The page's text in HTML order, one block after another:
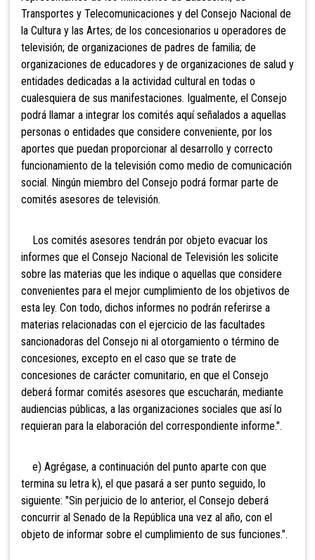
Transportes y Telecomunicaciones y del Consejo Nacional de
la Cultura y las Artes; de los concesionarios u operadores de
televisión; de organizaciones de padres de familia; de
organizaciones de educadores y de organizaciones de salud y
entidades dedicadas a la actividad cultural en todas o
cualesquiera de sus manifestaciones. Igualmente, el Consejo
podrá llamar a integrar los comités aquí señalados a aquellas
personas o entidades que considere conveniente, por los
aportes que puedan proporcionar al desarrollo y correcto
funcionamiento de la televisión como medio de comunicación
social. Ningún miembro del Consejo podrá formar parte de
comités asesores de televisión.
Los comités asesores tendrán por objeto evacuar los
informes que el Consejo Nacional de Televisión les solicite
sobre las materias que les indique o aquellas que considere
convenientes para el mejor cumplimiento de los objetivos de
esta ley. Con todo, dichos informes no podrán referirse a
materias relacionadas con el ejercicio de las facultades
sancionadoras del Consejo ni al otorgamiento o término de
concesiones, excepto en el caso que se trate de
concesiones de carácter comunitario, en que el Consejo
deberá formar comités asesores que escucharán, mediante
audiencias públicas, a las organizaciones sociales que así lo
requieran para la elaboración del correspondiente informe.".
e) Agrégase, a continuación del punto aparte con que
termina su letra k), el que pasará a ser punto seguido, lo
siguiente: "Sin perjuicio de lo anterior, el Consejo deberá
concurrir al Senado de la República una vez al año, con el
objeto de informar sobre el cumplimiento de sus funciones.".